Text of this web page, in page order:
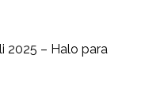
2025 – Halo para